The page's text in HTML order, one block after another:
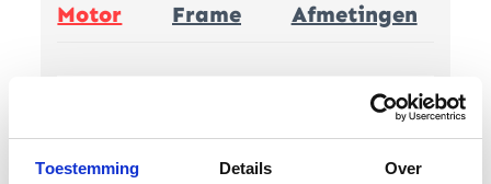
Toestemming Details Over
Motor Frame Afmetingen